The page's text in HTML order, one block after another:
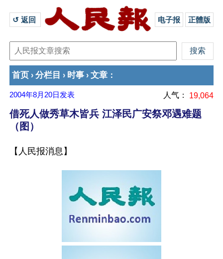
↺ 返回 电子报 正體版
首页 › 分栏目 › 时事 › 文章 ：
2004年8月20日 发表 人气： 19,064
借死人做秀草木皆兵 江泽民广安祭邓遇难题
（图）
【人民报消息】